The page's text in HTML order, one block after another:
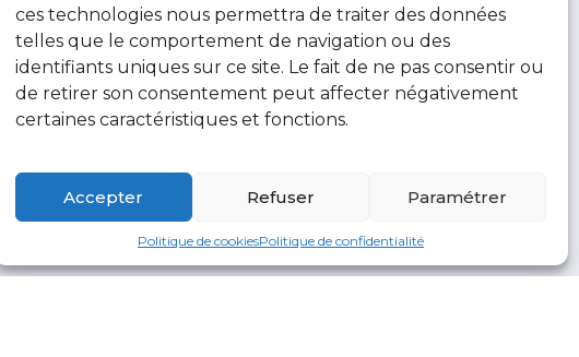
ces technologies nous permettra de traiter des données
telles que le comportement de navigation ou des
identifiants uniques sur ce site. Le fait de ne pas consentir ou
de retirer son consentement peut affecter négativement
certaines caractéristiques et fonctions.
Accepter Refuser Paramétrer
Politique de cookiesPolitique de confidentialité